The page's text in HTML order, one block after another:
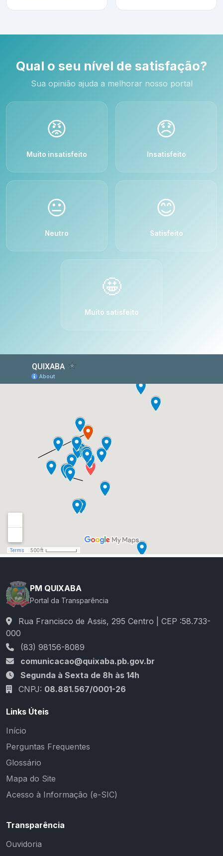
Qual o seu nível de satisfação?
Sua opinião ajuda a melhorar nosso portal
😡
Muito insatisfeito
😞
Insatisfeito
😐
Neutro
😊
Satisfeito
🤩
Muito satisfeito
PM QUIXABA
Portal da Transparência
Rua Francisco de Assis, 295 Centro | CEP :58.733-
000
(83) 98156-8089
comunicacao@quixaba.pb.gov.br
Segunda à Sexta de 8h às 14h
CNPJ: 08.881.567/0001-26
Links Úteis
Início
Perguntas Frequentes
Glossário
Mapa do Site
Acesso à Informação (e-SIC)
Transparência
Ouvidoria